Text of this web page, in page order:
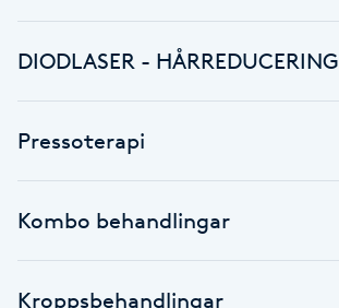
Celluliter
DIODLASER - HÅRREDUCERING
Pressoterapi
Kombo behandlingar
Kroppsbehandlingar